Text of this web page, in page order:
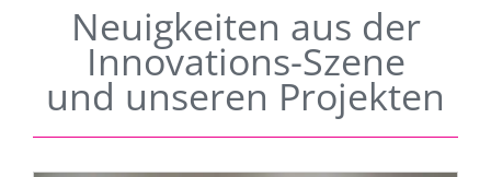
Neuigkeiten aus der
Innovations-Szene
und unseren Projekten